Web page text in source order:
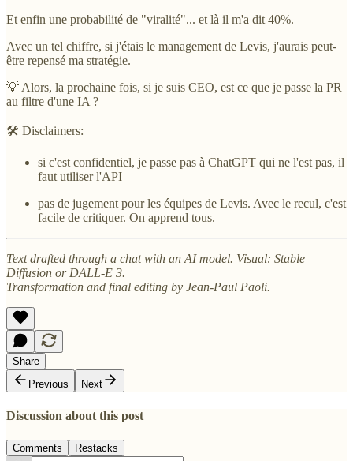
Et enfin une probabilité de "viralité"... et là il m'a dit 40%.
Avec un tel chiffre, si j'étais le management de Levis, j'aurais peut-
être repensé ma stratégie.
💡 Alors, la prochaine fois, si je suis CEO, est ce que je passe la PR
au filtre d'une IA ?
🛠️ Disclaimers:
si c'est confidentiel, je passe pas à ChatGPT qui ne l'est pas, il
faut utiliser l'API
pas de jugement pour les équipes de Levis. Avec le recul, c'est
facile de critiquer. On apprend tous.
Text drafted through a chat with an AI model. Visual: Stable
Diffusion or DALL-E 3.
Transformation and final editing by Jean-Paul Paoli.
Share
Previous
Next
Discussion about this post
Comments Restacks